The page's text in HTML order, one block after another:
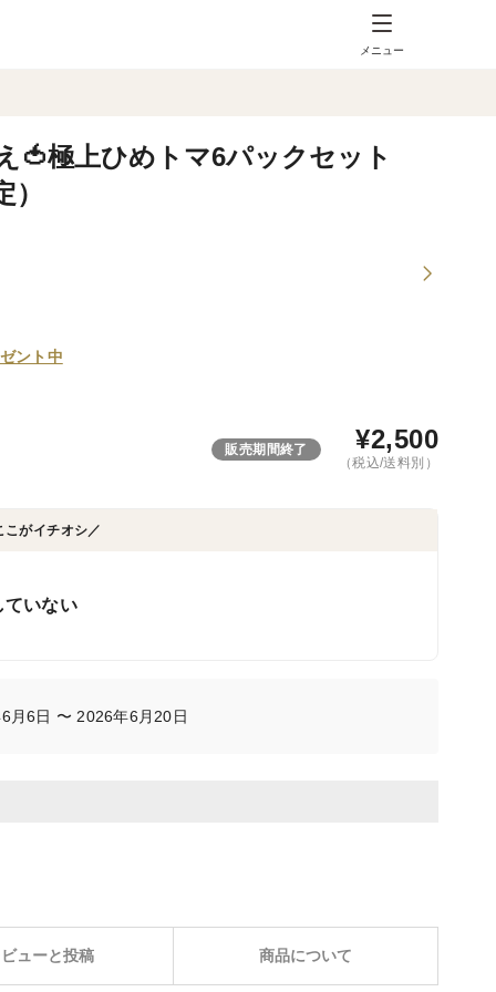
メニュー
🍅極上ひめトマ6パックセット
ント中
販売期間終了 ¥2,500
（税込/送料別）
こがイチオシ／
ていない
月6日 〜 2026年6月20日
ューと投稿 商品について